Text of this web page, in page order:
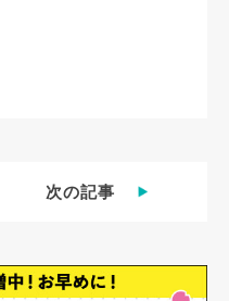
次の記事